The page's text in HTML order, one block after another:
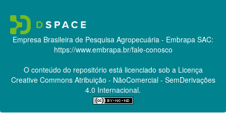
Empresa Brasileira de Pesquisa Agropecuária - Embrapa SAC:
https://www.embrapa.br/fale-conosco
O conteúdo do repositório está licenciado sob a Licença
Creative CommonsAtribuição - NãoComercial - SemDerivações
4.0 Internacional.